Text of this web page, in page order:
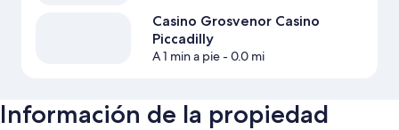
Casino Grosvenor Casino
Piccadilly
A 1 min a pie- 0.0 mi
Información de la propiedad